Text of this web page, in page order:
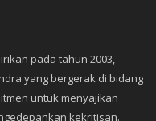
pada tahun 2003,
yang bergerak di bidang
untuk menyajikan
kekritisan.